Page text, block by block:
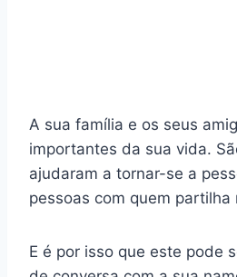
A sua família e os seus
importantes da sua vida.
ajudaram a tornar-se a
pessoas com quem partilha
E é por isso que este pode